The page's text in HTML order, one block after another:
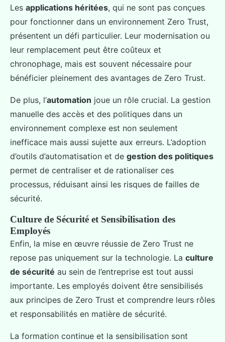
Les applications héritées, qui ne sont pas conçues
pour fonctionner dans un environnement Zero Trust,
présentent un défi particulier. Leur modernisation ou
leur remplacement peut être coûteux et
chronophage, mais est souvent nécessaire pour
bénéficier pleinement des avantages de Zero Trust.
De plus, l’automation joue un rôle crucial. La gestion
manuelle des accès et des politiques dans un
environnement complexe est non seulement
inefficace mais aussi sujette aux erreurs. L’adoption
d’outils d’automatisation et de gestion des politiques
permet de centraliser et de rationaliser ces
processus, réduisant ainsi les risques de failles de
sécurité.
Culture de Sécurité et Sensibilisation des
Employés
Enfin, la mise en œuvre réussie de Zero Trust ne
repose pas uniquement sur la technologie. La culture
de sécurité au sein de l’entreprise est tout aussi
importante. Les employés doivent être sensibilisés
aux principes de Zero Trust et comprendre leurs rôles
et responsabilités en matière de sécurité.
La formation continue et la sensibilisation sont